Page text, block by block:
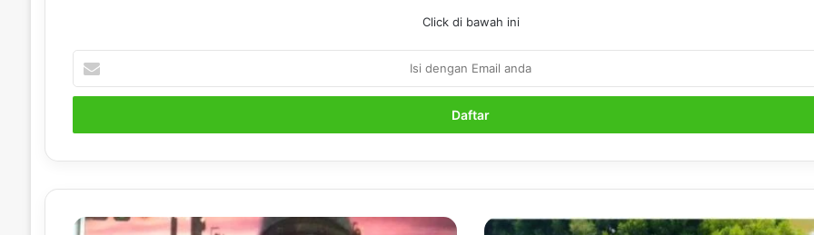
Click di bawah ini
dengan
Email
Membangun
Indonesian